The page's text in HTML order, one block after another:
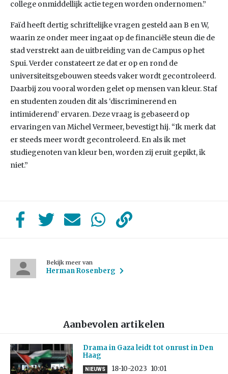
college onmiddellijk actie tegen worden ondernomen.”
Faïd heeft dertig schriftelijke vragen gesteld aan B en W,
waarin ze onder meer ingaat op de financiële steun die de
stad verstrekt aan de uitbreiding van de Campus op het
Spui. Verder constateert ze dat er op en rond de
universiteitsgebouwen steeds vaker wordt gecontroleerd.
Daarbij zou vooral worden gelet op mensen van kleur. Staf
en studenten zouden dit als ‘discriminerend en
intimiderend’ ervaren. Deze vraag is gebaseerd op
ervaringen van Michel Vermeer, bevestigt hij. “Ik merk dat
er steeds meer wordt gecontroleerd. En als ik met
studiegenoten van kleur ben, worden zij eruit gepikt, ik
niet.”
Bekijk meer van
Herman Rosenberg
Aanbevolen artikelen
Drama in Gaza leidt tot onrust in Den
Haag
NIEUWS 18-10-2023 10:01